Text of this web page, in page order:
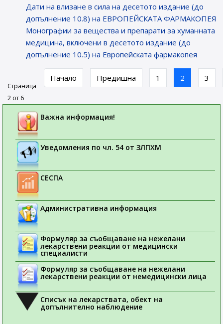
Дати на влизане в сила на десетото издание (до
допълнение 10.8) на ЕВРОПЕЙСКАТА ФАРМАКОПЕЯ
Монографии за вещества и препарати за хуманната
медицина, включени в десетото издание (до
допълнение 10.5) на Европейската фармакопея
Страница
2 от 6
Начало Предишна 1 2 3
Важна информация!
Уведомления по чл. 54 от ЗЛПХМ
СЕСПА
Административна информация
Формуляр за съобщаване на нежелани
лекарствени реакции от медицински
специалисти
Формуляр за съобщаване на нежелани
лекарствени реакции от немедицински лица
Списък на лекарствата, обект на
допълнително наблюдение